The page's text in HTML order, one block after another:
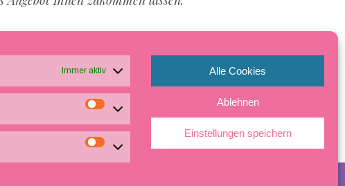
Immer aktiv Alle Cookies
Ablehnen
Einstellungen speichern